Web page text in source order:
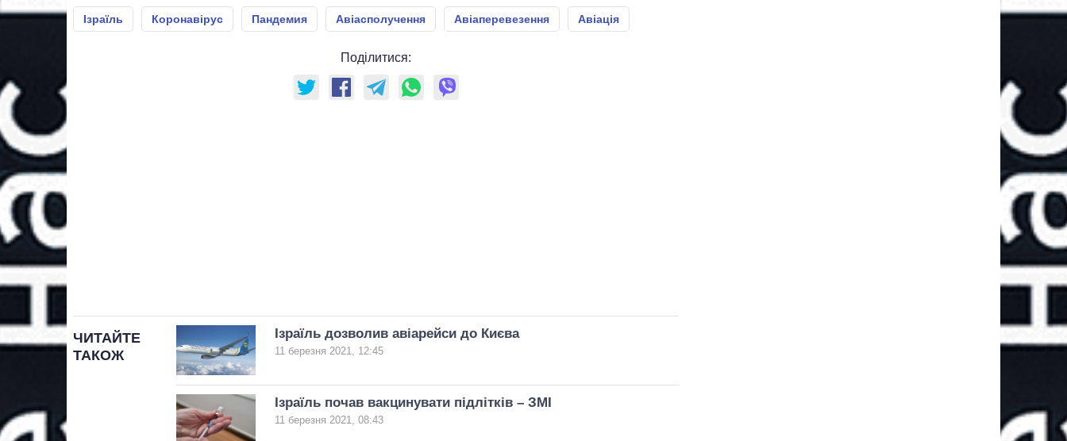
Ізраїль Коронавірус Пандемия Авіасполучення Авіаперевезення Авіація
Поділитися:
ЧИТАЙТЕ
ТАКОЖ
Ізраїль дозволив авіарейси до Києва
11 березня 2021, 12:45
Ізраїль почав вакцинувати підлітків – ЗМІ
11 березня 2021, 08:43